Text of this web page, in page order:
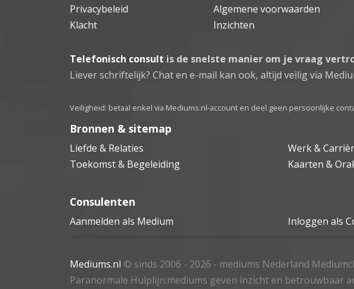
Privacybeleid
Algemene voorwaarden
Klacht
Inzichten
Telefonisch consult is de snelste manier om je vraag
Liever schriftelijk? Chat en e-mail kan ook, altijd veilig via
Veiligheid: betaal enkel via Mediums.nl-account en deel geen persoonlijke
Bronnen & sitemap
Liefde & Relaties Werk &
Toekomst & Begeleiding
Kaarten &
Consulenten
Aanmelden als Medium Inloggen als
Mediums.nl © sinds 2006 - 2026 - mediums Nederland
Paranormale Hulplijn:mediums geven inzicht en betrouwbaar